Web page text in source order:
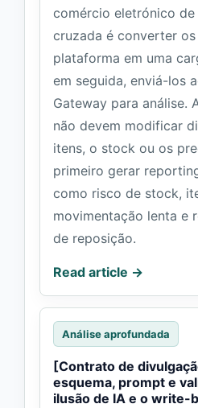
comércio eletrónico
cruzada é converter
plataforma em uma
em seguida, enviá-los
Gateway para análise.
não devem modificar
itens, o stock ou os
primeiro gerar
como risco de stock,
movimentação lenta e
de reposição.
Read article →
Análise aprofundada
[Contrato de
esquema, prompt e
ilusão de IA e o write-